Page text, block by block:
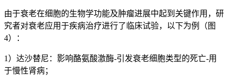
由于衰老在细胞的生物学功能及肿瘤进展中起到关键作用，研
究者对衰老应用于疾病治疗进行了临床试验，以下为例（图
4）：
1）达沙替尼：影响酪氨酸激酶-引发衰老细胞类型的死亡-用
于慢性肾病；